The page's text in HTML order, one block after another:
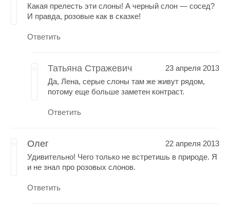
Какая прелесть эти слоны! А черный слон — сосед?
И правда, розовые как в сказке!
Ответить
Татьяна Стражевич
23 апреля 2013
Да, Лена, серые слоны там же живут рядом,
потому еще больше заметен контраст.
Ответить
Олег
22 апреля 2013
Удивительно! Чего только не встретишь в природе. Я
и не знал про розовых слонов.
Ответить